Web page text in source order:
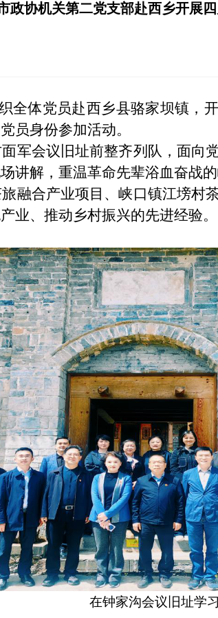
政协机关第二党支部赴西乡开展
全体党员赴西乡县骆家坝镇，
员身份参加活动。
军会议旧址前整齐列队，面向
讲解，重温革命先辈浴血奋战
融合产业项目、峡口镇江塝村
业、推动乡村振兴的先进经验。
在钟家沟会议旧址学习